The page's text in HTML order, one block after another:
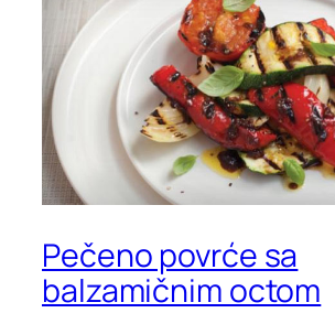
Pečeno povrće sa
balzamičnim octom